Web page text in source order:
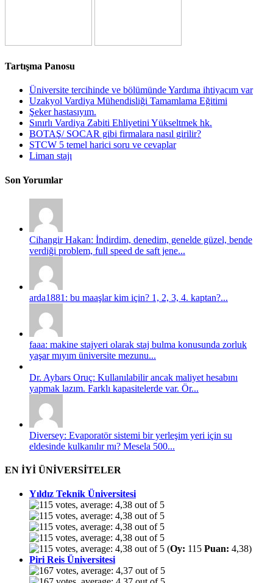
Tartışma Panosu
Üniversite tercihinde ve bölümünde Yardıma ihtiyacım var
Uzakyol Vardiya Mühendisliği Tamamlama Eğitimi
Şeker hastasıyım.
Sınırlı Vardiya Zabiti Ehliyetini Yükseltmek hk.
BOTAŞ/ SOCAR gibi firmalara nasıl girilir?
STCW 5 temel harici soru ve cevaplar
Liman stajı
Son Yorumlar
Cihangir Hakan: İndirdim, denedim, genelde güzel, bende
verdiği problem, full speed de saft jene...
arda1881: bu maaşlar kim için? 1, 2, 3, 4. kaptan?...
faaa: makine stajyeri olarak staj bulma konusunda zorluk
yaşar mıyım üniversite mezunu...
Dr. Aybars Oruç: Kullanılabilir ancak maliyet hesabını
yapmak lazım. Farklı kapasitelerde var. Ör...
Diversey: Evaporatör sistemi bir yerleşim yeri için su
eldesinde kulkanılır mı? Mesela 500...
EN İYİ ÜNİVERSİTELER
Yıldız Teknik Üniversitesi
(Oy: 115 Puan: 4,38)
Piri Reis Üniversitesi